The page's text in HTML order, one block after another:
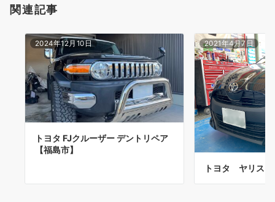
関連記事
2024年12月10日
トヨタ FJクルーザー デントリペア
【福島市】
2021年4月7日
トヨタ ヤリス